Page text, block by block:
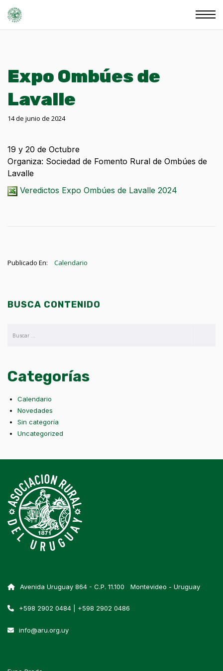
Expo Ombúes de
Lavalle
14 de junio de 2024
19 y 20 de Octubre
Organiza: Sociedad de Fomento Rural de Ombúes de
Lavalle
Veredictos Expo Ombúes de Lavalle 2024
Publicado En: Calendario
BUSCA CONTENIDO
Categorías
Calendario
Novedades
Sin categoría
Uncategorized
Avenida Uruguay 864 - C.P. 11.100 Montevideo - Uruguay
+598 2902 0484 | +598 2902 0486
info@aru.org.uy